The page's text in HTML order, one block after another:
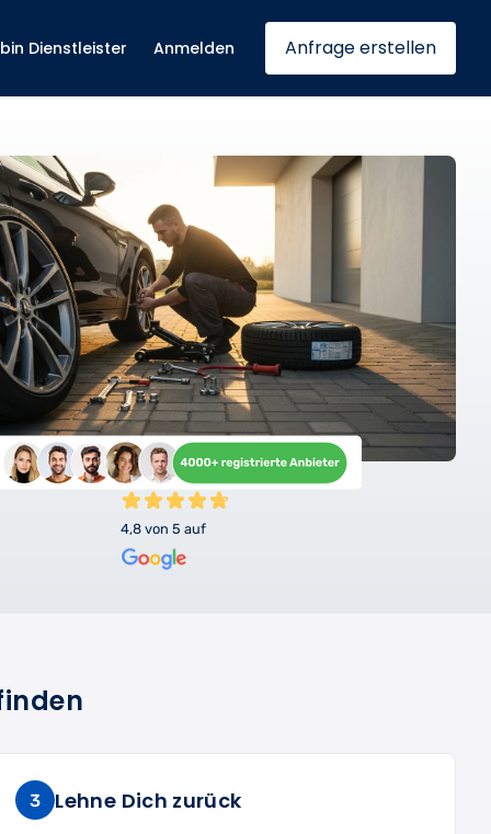
Dienstleister Anmelden Anfrage erstellen
4,8 von 5 auf
3 Lehne Dich zurück